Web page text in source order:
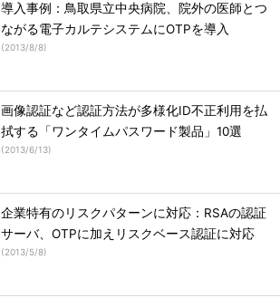
導入事例：鳥取県立中央病院、院外の医師とつ
ながる電子カルテシステムにOTPを導入
(2013/8/8)
画像認証など認証方法が多様化ID不正利用を払
拭する「ワンタイムパスワード製品」10選
(2013/6/13)
企業特有のリスクパターンに対応：RSAの認証
サーバ、OTPに加えリスクベース認証に対応
(2013/5/8)